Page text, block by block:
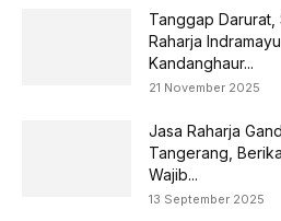
Tanggap Darurat,
Raharja
Kandanghaur...
21 November 2025
Jasa Raharja
Tangerang,
Wajib...
13 September 2025